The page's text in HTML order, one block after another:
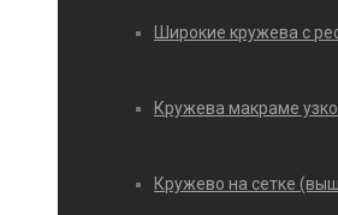
Широкие кружева с
Кружева макраме
Кружево на сетке